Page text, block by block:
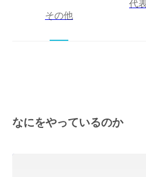
その他
代
なにをやっているのか